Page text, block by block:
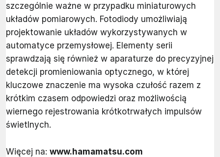
szczególnie ważne w przypadku miniaturowych
układów pomiarowych. Fotodiody umożliwiają
projektowanie układów wykorzystywanych w
automatyce przemysłowej. Elementy serii
sprawdzają się również w aparaturze do precyzyjnej
detekcji promieniowania optycznego, w której
kluczowe znaczenie ma wysoka czułość razem z
krótkim czasem odpowiedzi oraz możliwością
wiernego rejestrowania krótkotrwałych impulsów
świetlnych.
Więcej na: www.hamamatsu.com